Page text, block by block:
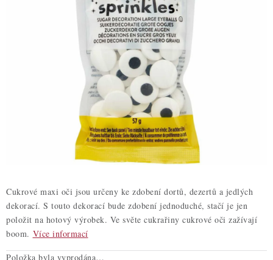
DÁRKOVÉ POUKAZY
TÉMATICKÉ PRODUKTY
ZNAČKY
Nepřevzetí zásilky na dobírku
Cukrové maxi oči jsou určeny ke zdobení dortů, dezertů a jedlých
dekorací. S touto dekorací bude zdobení jednoduché, stačí je jen
položit na hotový výrobek. Ve světe cukrařiny cukrové oči zažívají
boom. Více informací
Položka byla vyprodána…